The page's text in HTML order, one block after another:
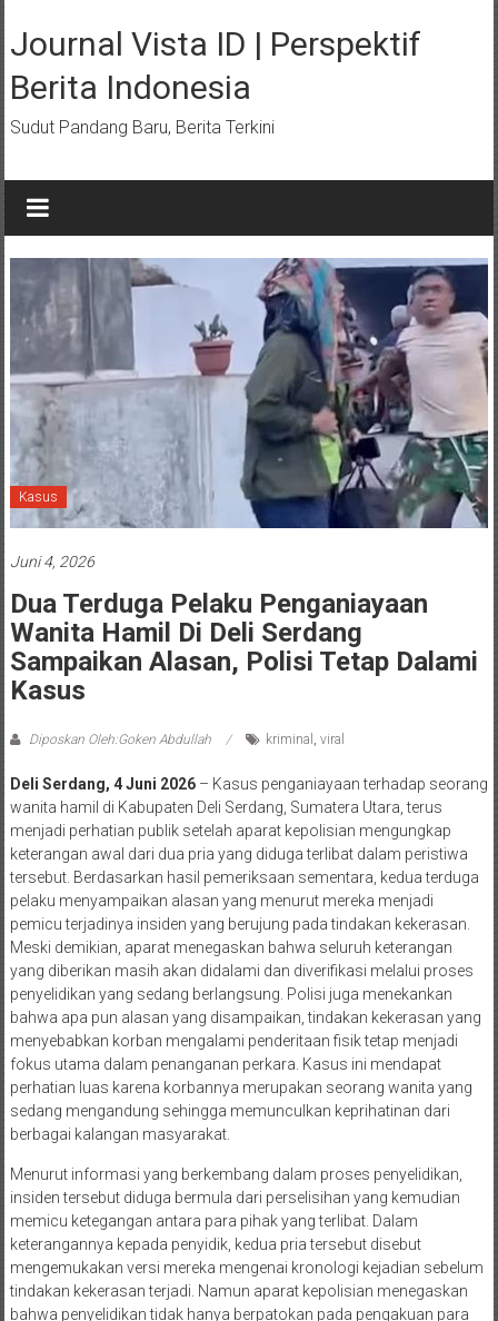
konten
Journal Vista ID | Perspektif
Berita Indonesia
Sudut Pandang Baru, Berita Terkini
Kasus
Juni 4, 2026
Dua Terduga Pelaku Penganiayaan
Wanita Hamil Di Deli Serdang
Sampaikan Alasan, Polisi Tetap Dalami
Kasus
Diposkan Oleh:Goken Abdullah kriminal viral
Deli Serdang, 4 Juni 2026– Kasus penganiayaan terhadap seorang
wanita hamil di Kabupaten Deli Serdang, Sumatera Utara, terus
menjadi perhatian publik setelah aparat kepolisian mengungkap
keterangan awal dari dua pria yang diduga terlibat dalam peristiwa
tersebut. Berdasarkan hasil pemeriksaan sementara, kedua terduga
pelaku menyampaikan alasan yang menurut mereka menjadi
pemicu terjadinya insiden yang berujung pada tindakan kekerasan.
Meski demikian, aparat menegaskan bahwa seluruh keterangan
yang diberikan masih akan didalami dan diverifikasi melalui proses
penyelidikan yang sedang berlangsung. Polisi juga menekankan
bahwa apa pun alasan yang disampaikan, tindakan kekerasan yang
menyebabkan korban mengalami penderitaan fisik tetap menjadi
fokus utama dalam penanganan perkara. Kasus ini mendapat
perhatian luas karena korbannya merupakan seorang wanita yang
sedang mengandung sehingga memunculkan keprihatinan dari
berbagai kalangan masyarakat.
Menurut informasi yang berkembang dalam proses penyelidikan,
insiden tersebut diduga bermula dari perselisihan yang kemudian
memicu ketegangan antara para pihak yang terlibat. Dalam
keterangannya kepada penyidik, kedua pria tersebut disebut
mengemukakan versi mereka mengenai kronologi kejadian sebelum
tindakan kekerasan terjadi. Namun aparat kepolisian menegaskan
bahwa penyelidikan tidak hanya berpatokan pada pengakuan para